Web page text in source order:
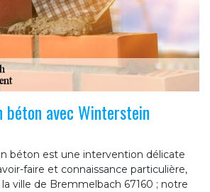
béton avec Winterstein
béton est une intervention délicate
faire et connaissance particulière,
la ville de Bremmelbach 67160 ; notre